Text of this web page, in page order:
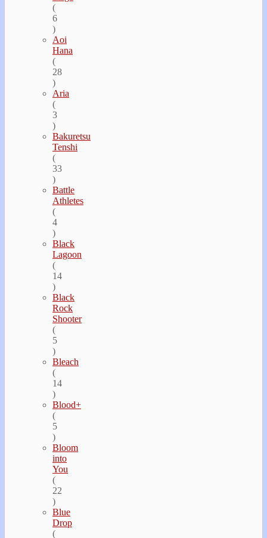
(
6
)
Aoi
Hana
(
28
)
Aria
(
3
)
Bakuretsu
Tenshi
(
33
)
Battle
Athletes
(
4
)
Black
Lagoon
(
14
)
Black
Rock
Shooter
(
5
)
Bleach
(
14
)
Blood+
(
5
)
Bloom
into
You
(
22
)
Blue
Drop
(